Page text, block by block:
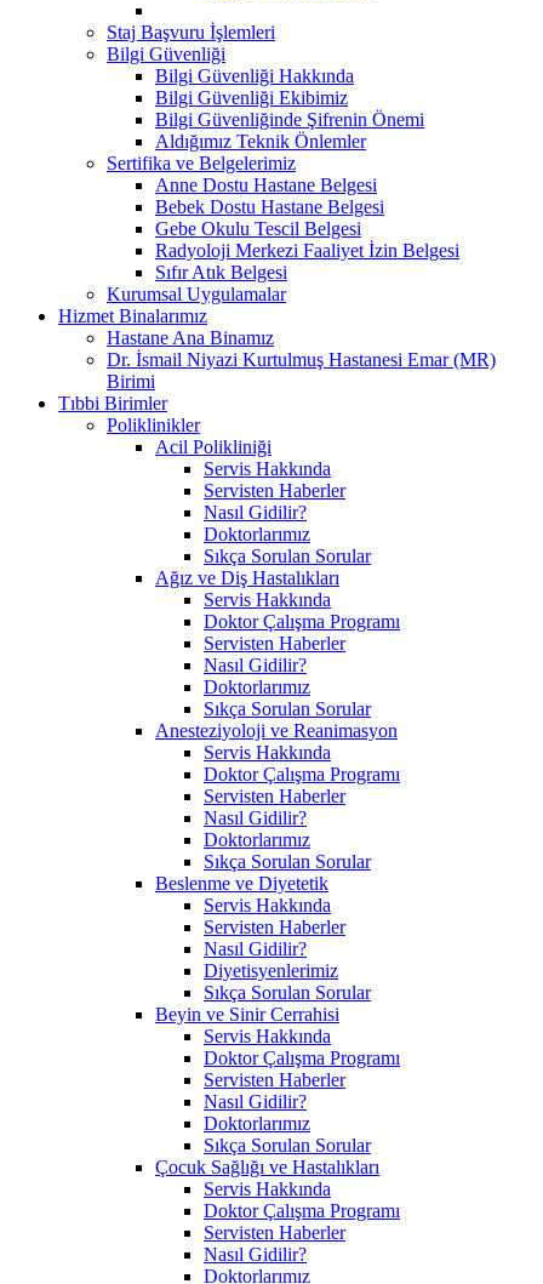
Staj Başvuru İşlemleri
Bilgi Güvenliği
Bilgi Güvenliği Hakkında
Bilgi Güvenliği Ekibimiz
Bilgi Güvenliğinde Şifrenin Önemi
Aldığımız Teknik Önlemler
Sertifika ve Belgelerimiz
Anne Dostu Hastane Belgesi
Bebek Dostu Hastane Belgesi
Gebe Okulu Tescil Belgesi
Radyoloji Merkezi Faaliyet İzin Belgesi
Sıfır Atık Belgesi
Kurumsal Uygulamalar
Hizmet Binalarımız
Hastane Ana Binamız
Dr. İsmail Niyazi Kurtulmuş Hastanesi Emar (MR)
Birimi
Tıbbi Birimler
Poliklinikler
Acil Polikliniği
Servis Hakkında
Servisten Haberler
Nasıl Gidilir?
Doktorlarımız
Sıkça Sorulan Sorular
Ağız ve Diş Hastalıkları
Servis Hakkında
Doktor Çalışma Programı
Servisten Haberler
Nasıl Gidilir?
Doktorlarımız
Sıkça Sorulan Sorular
Anesteziyoloji ve Reanimasyon
Servis Hakkında
Doktor Çalışma Programı
Servisten Haberler
Nasıl Gidilir?
Doktorlarımız
Sıkça Sorulan Sorular
Beslenme ve Diyetetik
Servis Hakkında
Servisten Haberler
Nasıl Gidilir?
Diyetisyenlerimiz
Sıkça Sorulan Sorular
Beyin ve Sinir Cerrahisi
Servis Hakkında
Doktor Çalışma Programı
Servisten Haberler
Nasıl Gidilir?
Doktorlarımız
Sıkça Sorulan Sorular
Çocuk Sağlığı ve Hastalıkları
Servis Hakkında
Doktor Çalışma Programı
Servisten Haberler
Nasıl Gidilir?
Doktorlarımız